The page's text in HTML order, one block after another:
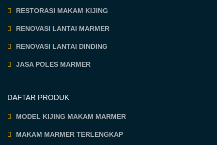
RESTORASI MAKAM KIJING
RENOVASI LANTAI MARMER
RENOVASI LANTAI DINDING
JASA POLES MARMER
DAFTAR PRODUK
MODEL KIJING MAKAM MARMER
MAKAM MARMER TERLENGKAP